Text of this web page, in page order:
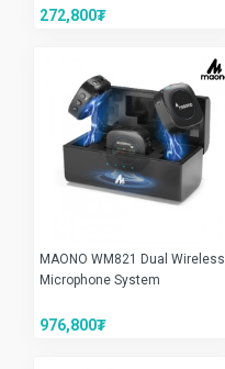
272,800₮
MAONO WM821 Dual Wireless
Microphone System
976,800₮